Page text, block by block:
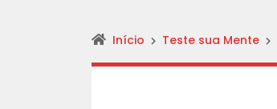
Início Teste sua Mente